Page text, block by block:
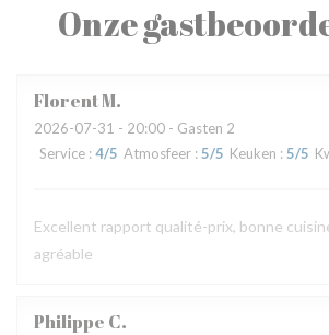
Onze
FlorentM
2026-07-31 - 20:00 - Gasten 2
Service : 4/5 Atmosfeer : 5/5 Keuken : 5/5
Excellent rapport qualité-prix, bonne
agréable
Philippe C